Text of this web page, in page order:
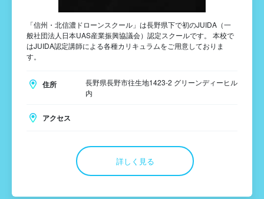
「信州・北信濃ドローンスクール」は長野県下で初のJUIDA（一
般社団法人日本UAS産業振興協議会）認定スクールです。 本校で
はJUIDA認定講師による各種カリキュラムをご用意しておりま
す。
住所
長野県長野市往生地1423-2 グリーンディーヒル
内
アクセス
詳しく見る